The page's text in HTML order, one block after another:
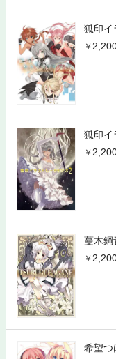
狐印イ
狐印イ
蔓木鋼
希望